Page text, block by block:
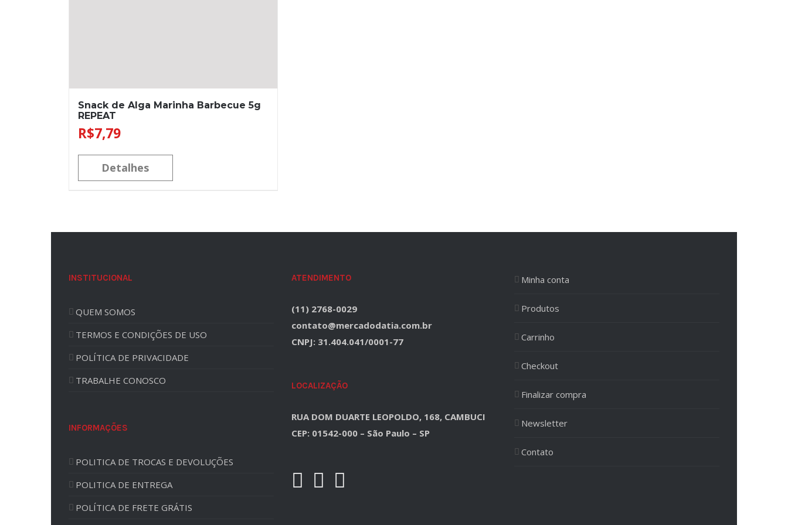
Snack de Alga Marinha Barbecue 5g
REPEAT
R$7,79
Detalhes
INSTITUCIONAL
QUEM SOMOS
TERMOS E CONDIÇÕES DE USO
POLÍTICA DE PRIVACIDADE
TRABALHE CONOSCO
INFORMAÇÕES
POLITICA DE TROCAS E DEVOLUÇÕES
POLITICA DE ENTREGA
POLÍTICA DE FRETE GRÁTIS
ATENDIMENTO
(11) 2768-0029
contato@mercadodatia.com.br
CNPJ: 31.404.041/0001-77
LOCALIZAÇÃO
RUA DOM DUARTE LEOPOLDO, 168, CAMBUCI
CEP: 01542-000 – São Paulo – SP
Minha conta
Produtos
Carrinho
Checkout
Finalizar compra
Newsletter
Contato